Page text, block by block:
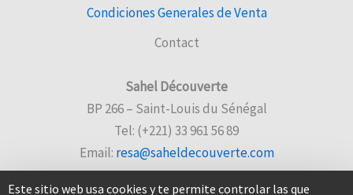
Condiciones Generales de Venta
Contact
Sahel Découverte
BP 266 – Saint-Louis du Sénégal
Tel: (+221) 33 961 56 89
Email: resa@saheldecouverte.com
Este sitio web usa cookies y te permite controlar las que